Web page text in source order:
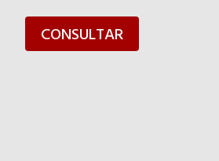
CONSULTAR